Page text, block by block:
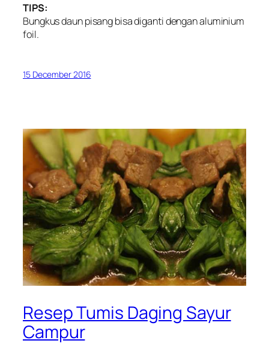
TIPS:
Bungkus daun pisang bisa diganti dengan aluminium
foil.
15 December 2016
Resep Tumis Daging Sayur
Campur